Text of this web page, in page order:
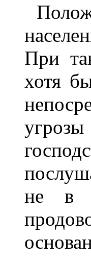
При
хотя
не в